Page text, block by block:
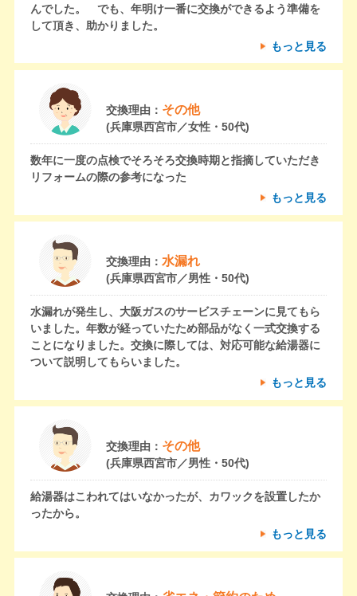
んでした。 でも、年明け一番に交換ができるよう準備を
して頂き、助かりました。
もっと見る
交換理由： その他
(兵庫県西宮市／女性・50代)
数年に一度の点検でそろそろ交換時期と指摘していただき
リフォームの際の参考になった
もっと見る
交換理由： 水漏れ
(兵庫県西宮市／男性・50代)
水漏れが発生し、大阪ガスのサービスチェーンに見てもら
いました。年数が経っていたため部品がなく一式交換する
ことになりました。交換に際しては、対応可能な給湯器に
ついて説明してもらいました。
もっと見る
交換理由： その他
(兵庫県西宮市／男性・50代)
給湯器はこわれてはいなかったが、カワックを設置したか
ったから。
もっと見る